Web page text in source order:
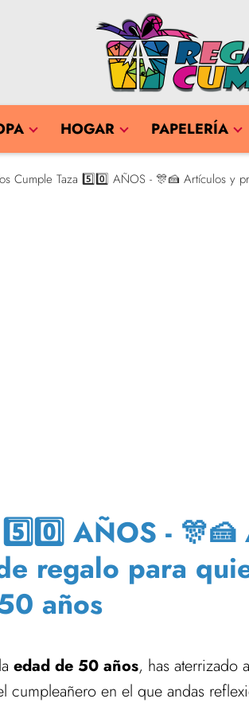
HOGAR PAPELERÍA
Cumple Taza 5️⃣0️⃣ AÑOS - 🎊🍰 Artículos y
AÑOS -
regalo para
años
edad de 50 años, has aterrizado
cumpleañero en el que andas